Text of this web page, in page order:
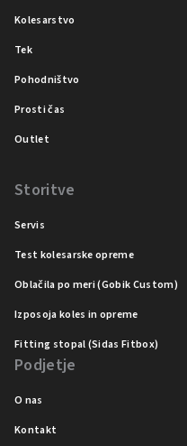
Kolesarstvo
Tek
Pohodništvo
Prosti čas
Outlet
Storitve
Servis
Test kolesarske opreme
Oblačila po meri (Gobik Custom)
Izposoja koles in opreme
Fitting stopal (Sidas Fitbox)
Podjetje
O nas
Kontakt